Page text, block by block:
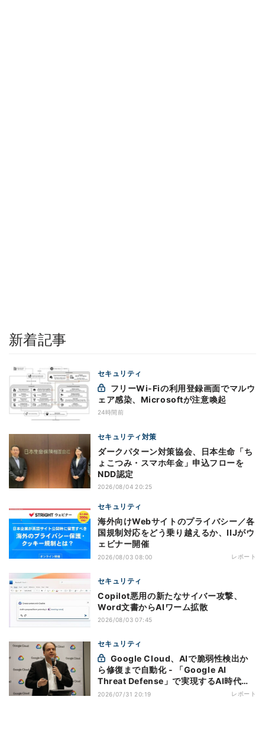
新着記事
セキュリティ
ェア感染、Microsoftが注意喚起
24時間前
セキュリティ対策
ダークパターン対策協会、日本生命「ち
ょこつみ・スマホ年金」申込フローを
NDD認定
2026/08/04 20:25
セキュリティ
海外向けWebサイトのプライバシー／各
国規制対応をどう乗り越えるか、IIJがウ
ェビナー開催
2026/08/03 08:00 レポート
セキュリティ
Copilot悪用の新たなサイバー攻撃、
Word文書からAIワーム拡散
2026/08/03 07:45
セキュリティ
ら修復まで自動化 - 「Google AI
Threat Defense」で実現するAI時代の
防御戦略
2026/07/31 20:19 レポート